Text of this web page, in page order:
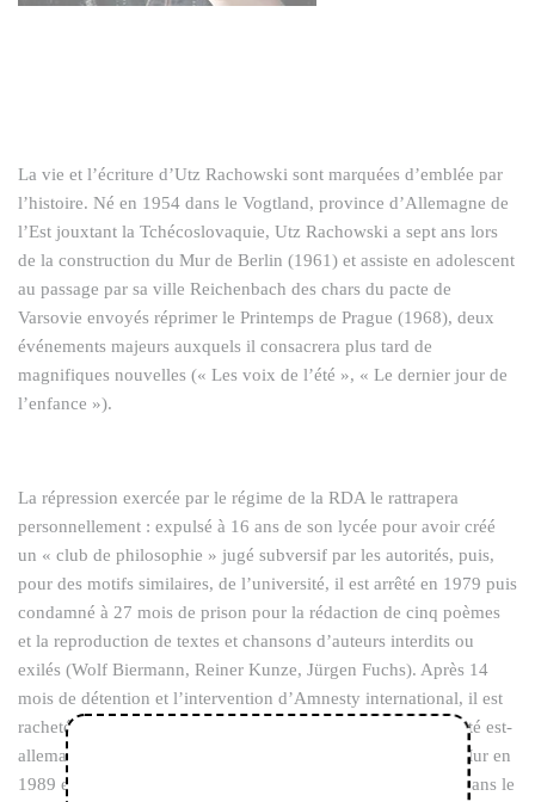
La vie et l’écriture d’Utz Rachowski sont marquées d’emblée par
l’histoire. Né en 1954 dans le Vogtland, province d’Allemagne de
l’Est jouxtant la Tchécoslovaquie, Utz Rachowski a sept ans lors
de la construction du Mur de Berlin (1961) et assiste en adolescent
au passage par sa ville Reichenbach des chars du pacte de
Varsovie envoyés réprimer le Printemps de Prague (1968), deux
événements majeurs auxquels il consacrera plus tard de
magnifiques nouvelles (« Les voix de l’été », « Le dernier jour de
l’enfance »).
La répression exercée par le régime de la RDA le rattrapera
personnellement : expulsé à 16 ans de son lycée pour avoir créé
un « club de philosophie » jugé subversif par les autorités, puis,
pour des motifs similaires, de l’université, il est arrêté en 1979 puis
condamné à 27 mois de prison pour la rédaction de cinq poèmes
et la reproduction de textes et chansons d’auteurs interdits ou
exilés (Wolf Biermann, Reiner Kunze, Jürgen Fuchs). Après 14
mois de détention et l’intervention d’Amnesty international, il est
racheté par la RFA, expulsé de RDA et déchu de sa nationalité est-
allemande. Il vit en exil à Berlin-Ouest jusqu’à la chute du Mur en
1989 et rentre dans son pays natal en 1992. Engagé depuis dans le